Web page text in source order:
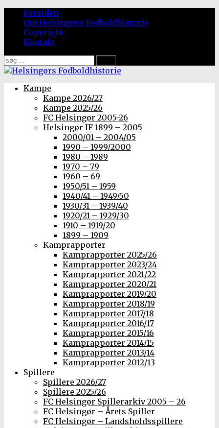
Forsiden
Om Helsingørs Fodboldhistorie
Copyright
Kontakt
Søg
efter:
Kampe
Kampe 2026/27
Kampe 2025/26
FC Helsingør 2005-26
Helsingør IF 1899 – 2005
2000/01 – 2004/05
1990 – 1999/2000
1980 – 1989
1970 – 79
1960 – 69
1950/51 – 1959
1940/41 – 1949/50
1930/31 – 1939/40
1920/21 – 1929/30
1910 – 1919/20
1899 – 1909
Kamprapporter
Kamprapporter 2025/26
Kamprapporter 2023/24
Kamprapporter 2021/22
Kamprapporter 2020/21
Kamprapporter 2019/20
Kamprapporter 2018/19
Kamprapporter 2017/18
Kamprapporter 2016/17
Kamprapporter 2015/16
Kamprapporter 2014/15
Kamprapporter 2013/14
Kamprapporter 2012/13
Spillere
Spillere 2026/27
Spillere 2025/26
FC Helsingør Spillerarkiv 2005 – 26
FC Helsingør – Årets Spiller
FC Helsingør – Landsholdsspillere